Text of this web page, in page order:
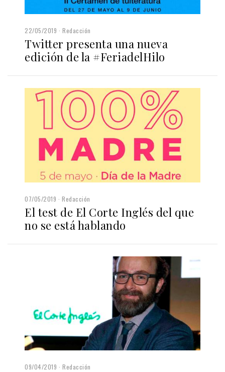
22/05/2019 Redacción
Twitter presenta una nueva
edición de la #FeriadelHilo
07/05/2019 Redacción
El test de El Corte Inglés del que
no se está hablando
09/04/2019 Redacción